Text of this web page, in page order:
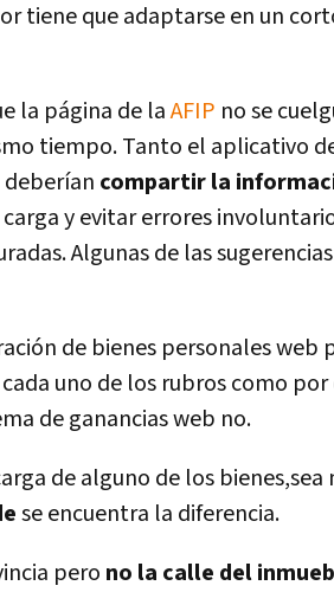
tiene que adaptarse en un
la página de laAFIP no se
tiempo. Tanto el aplicativo
compartir la
y evitar errores
Algunas de las
de bienes personales web
uno de los rubros como
de ganancias web no.
de alguno de los bienes,sea
se encuentra la diferencia.
pero no la calle del